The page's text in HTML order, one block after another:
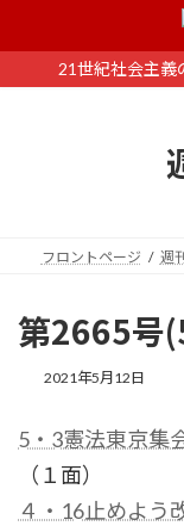
ン
ー
21世紀社会主義
フロントページ 週
第2665号
2021年5月12日
5・3憲法東京集
（１面）
４・16止めよう